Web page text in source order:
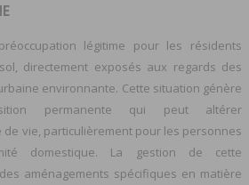
légitime pour les résidents
directement exposés aux regards des
environnante. Cette situation génère
permanente qui peut altérer
vie, particulièrement pour les personnes
domestique. La gestion de cette
aménagements spécifiques en matière